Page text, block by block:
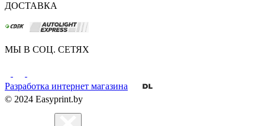
ДОСТАВКА
МЫ В СОЦ. СЕТЯХ
Разработка интернет магазина
© 2024 Easyprint.by